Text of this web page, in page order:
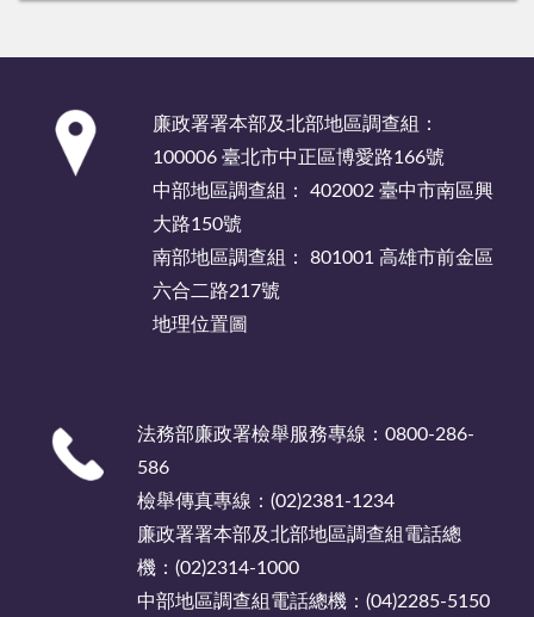
廉政署署本部及北部地區調查組：
100006 臺北市中正區博愛路166號
中部地區調查組： 402002 臺中市南區興
大路150號
南部地區調查組： 801001 高雄市前金區
六合二路217號
地理位置圖
法務部廉政署檢舉服務專線：0800-286-
586
檢舉傳真專線：(02)2381-1234
廉政署署本部及北部地區調查組電話總
機：(02)2314-1000
中部地區調查組電話總機：(04)2285-5150